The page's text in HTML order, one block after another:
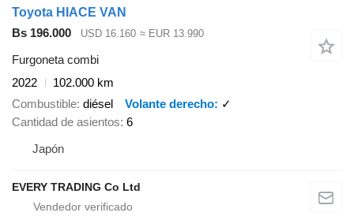
Toyota HIACE VAN
Bs 196.000
USD 16.160 ≈ EUR 13.990
Furgoneta combi
2022
102.000 km
Combustible diésel Volante derecho
✓
Cantidad de asientos 6
Japón
EVERY TRADING Co Ltd